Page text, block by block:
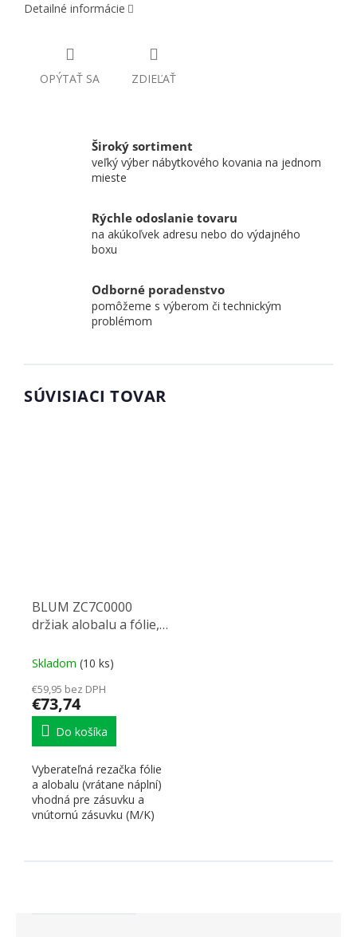
Detailné informácie
OPÝTAŤ SA ZDIEĽAŤ
Široký sortiment
veľký výber nábytkového kovania na jednom
mieste
Rýchle odoslanie tovaru
na akúkoľvek adresu nebo do výdajného
boxu
Odborné poradenstvo
pomôžeme s výberom či technickým
problémom
SÚVISIACI TOVAR
BLUM ZC7C0000
držiak alobalu a fólie, s
Skladom (10 ks)
€59,95 bez DPH
€73,74
Do košíka
Vyberateľná rezačka fólie
a alobalu (vrátane náplní)
vhodná pre zásuvku a
vnútornú zásuvku (M/K)